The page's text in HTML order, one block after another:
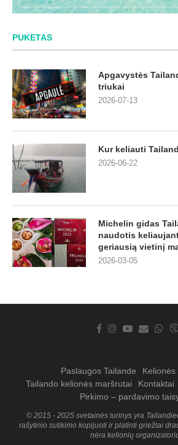
PUKETAS
Apgavystės
triukai
2026-07-13
Kur keliauti
2026-06-22
Michelin gidas
naudotis
geriausią vietinį
2026-03-05
Paslaugos Tailande
Kelionės
Tailando kelionės maršrutai
Kontaktai
Pirkimo – pardavimo
© 2015 - 2025 svetainės turinys yra
rašytinio sutikimo kopijuoti ir platinti griežtai
nėra kelionių